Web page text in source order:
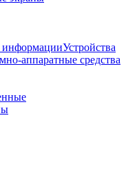
информацииУстройства
аппаратные средства